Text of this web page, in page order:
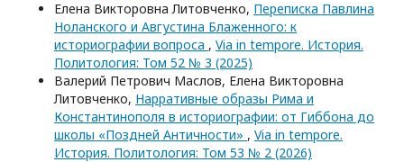
Елена Викторовна Литовченко, Переписка Павлина
Ноланского и Августина Блаженного: к
историографии вопроса , Via in tempore. История.
Политология: Том 52 № 3 (2025)
Валерий Петрович Маслов, Елена Викторовна
Литовченко, Нарративные образы Рима и
Константинополя в историографии: от Гиббона до
школы «Поздней Античности» , Via in tempore.
История. Политология: Том 53 № 2 (2026)